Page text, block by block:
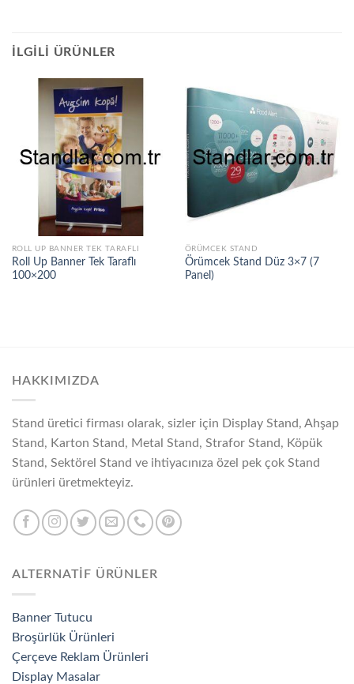
İLGILI ÜRÜNLER
ROLL UP BANNER TEK TARAFLI
Roll Up Banner Tek Taraflı
100×200
ÖRÜMCEK STAND
Örümcek Stand Düz 3×7 (7
Panel)
HAKKIMIZDA
Stand üretici firması olarak, sizler için Display Stand, Ahşap
Stand, Karton Stand, Metal Stand, Strafor Stand, Köpük
Stand, Sektörel Stand ve ihtiyacınıza özel pek çok Stand
ürünleri üretmekteyiz.
ALTERNATİF ÜRÜNLER
Banner Tutucu
Broşürlük Ürünleri
Çerçeve Reklam Ürünleri
Display Masalar